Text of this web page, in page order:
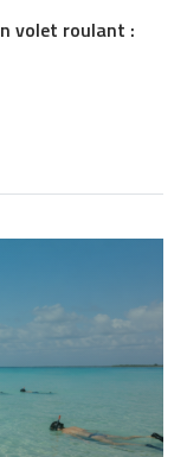
volet roulant :